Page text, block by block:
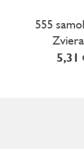
555
5,31